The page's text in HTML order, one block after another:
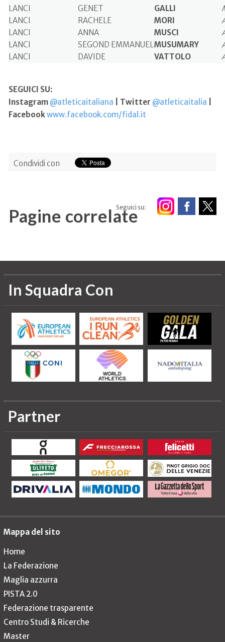
LANCI
GENET GALLI
LANCI
RACHELE MORI
LANCI
ANNA MUSCI
LANCI
SEGOND EMMANUELMUSUMARY
LANCI
DAVIDE VATTOLO
SEGUICI SU:
Instagram @atleticaitaliana | Twitter @atleticaitalia
Facebookwww.facebook.com/fidal.it
Condividi con
Seguici su:
Pagine correlate
In Squadra Con
Partner
Mappa del sito
Home
La Federazione
Maglia azzurra
PISTA 2.0
Federazione trasparente
Centro Studi & Ricerche
Master